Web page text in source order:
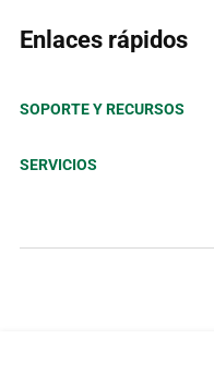
Enlaces rápidos
SOPORTE Y RECURSOS
SERVICIOS